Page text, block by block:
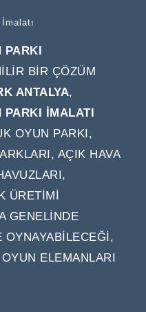
PARKI
BIR ÇÖZÜM
ANTALYA,
PARKI IMALATI
OYUN PARKI,
AÇIK HAVA
ÜRETIMI
GENELINDE
OYNAYABILECEĞI,
ELEMANLARI